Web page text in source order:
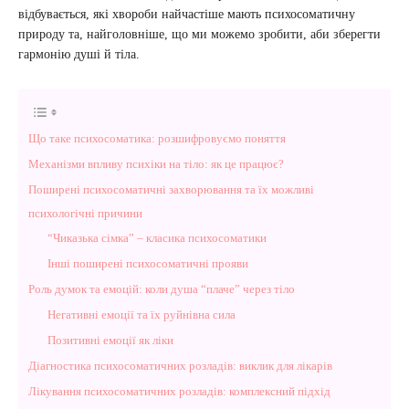
відбувається, які хвороби найчастіше мають психосоматичну
природу та, найголовніше, що ми можемо зробити, аби зберегти
гармонію душі й тіла.
Що таке психосоматика: розшифровуємо поняття
Механізми впливу психіки на тіло: як це працює?
Поширені психосоматичні захворювання та їх можливі
психологічні причини
“Чиказька сімка” – класика психосоматики
Інші поширені психосоматичні прояви
Роль думок та емоцій: коли душа “плаче” через тіло
Негативні емоції та їх руйнівна сила
Позитивні емоції як ліки
Діагностика психосоматичних розладів: виклик для лікарів
Лікування психосоматичних розладів: комплексний підхід